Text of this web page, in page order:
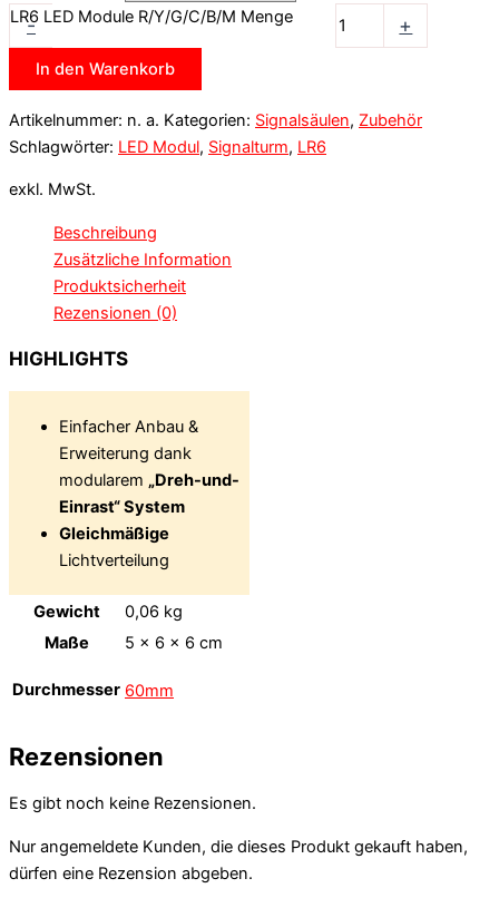
-
LR6 LED Module R/Y/G/C/B/M Menge +
In den Warenkorb
Artikelnummer: n. a. Kategorien: Signalsäulen, Zubehör
Schlagwörter: LED Modul, Signalturm, LR6
exkl. MwSt.
Beschreibung
Zusätzliche Information
Produktsicherheit
Rezensionen (0)
HIGHLIGHTS
Einfacher Anbau &
Erweiterung dank
modularem „Dreh-und-
Einrast“ System
Gleichmäßige
Lichtverteilung
Gewicht
0,06 kg
Maße
5 × 6 × 6 cm
Durchmesser 60mm
Rezensionen
Es gibt noch keine Rezensionen.
Nur angemeldete Kunden, die dieses Produkt gekauft haben,
dürfen eine Rezension abgeben.